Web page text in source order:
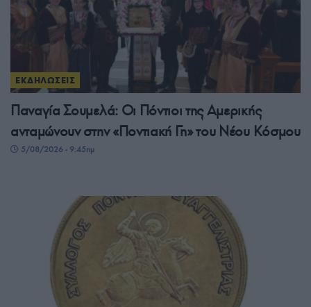
ΕΚΔΗΛΩΣΕΙΣ
Παναγία Σουμελά: Οι Πόντιοι της Αμερικής
ανταμώνουν στην «Ποντιακή Γη» του Νέου Κόσμου
5/08/2026 - 9:45πμ